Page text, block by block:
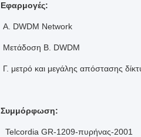
Εφαρμογές:
Α. DWDM Network
Μετάδοση Β. DWDM
Γ. μετρό και μεγάλης απόστασης
Συμμόρφωση:
Telcordia GR-1209-πυρήνας-2001